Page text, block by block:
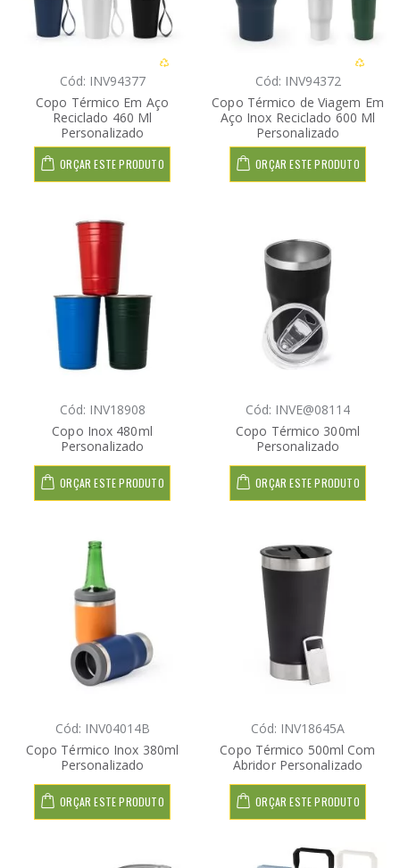
Cód: INV94377
Copo Térmico Em Aço
Reciclado 460 Ml
Personalizado
ORÇAR ESTE PRODUTO
Cód: INV94372
Copo Térmico de Viagem Em
Aço Inox Reciclado 600 Ml
Personalizado
ORÇAR ESTE PRODUTO
Cód: INV18908
Copo Inox 480ml
Personalizado
ORÇAR ESTE PRODUTO
Cód: INVE@08114
Copo Térmico 300ml
Personalizado
ORÇAR ESTE PRODUTO
Cód: INV04014B
Copo Térmico Inox 380ml
Personalizado
ORÇAR ESTE PRODUTO
Cód: INV18645A
Copo Térmico 500ml Com
Abridor Personalizado
ORÇAR ESTE PRODUTO